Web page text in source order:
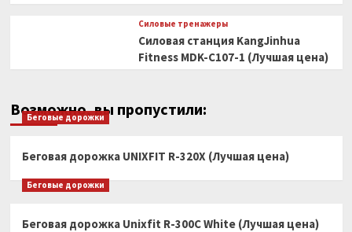
Силовые тренажеры
Силовая станция KangJinhua
Fitness MDK-C107-1 (Лучшая цена)
Возможно, вы пропустили:
Беговые дорожки
Беговая дорожка UNIXFIT R-320X (Лучшая цена)
Беговые дорожки
Беговая дорожка Unixfit R-300C White (Лучшая цена)